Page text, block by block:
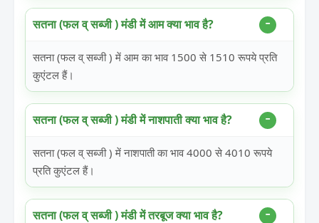
सतना (फल व् सब्जी ) मंडी में आम क्या भाव है?
सतना (फल व् सब्जी ) में आम का भाव 1500 से 1510 रूपये प्रति
कुएंटल हैं।
सतना (फल व् सब्जी ) मंडी में नाशपाती क्या भाव है?
सतना (फल व् सब्जी ) में नाशपाती का भाव 4000 से 4010 रूपये
प्रति कुएंटल हैं।
सतना (फल व् सब्जी ) मंडी में तरबूज क्या भाव है?